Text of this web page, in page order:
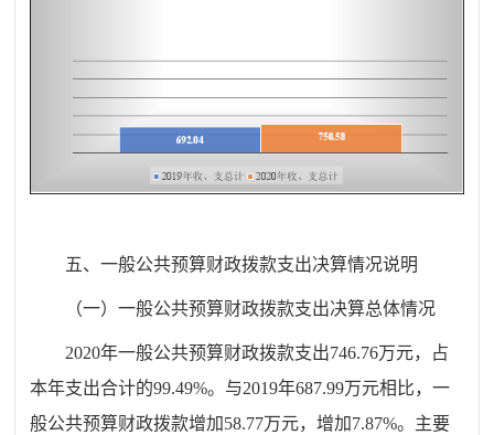
五、一般公共预算财政拨款支出决算情况说明
（一）一般公共预算财政拨款支出决算总体情况
2020年一般公共预算财政拨款支出746.76万元，占
本年支出合计的99.49%。与2019年687.99万元相比，一
般公共预算财政拨款增加58.77万元，增加7.87%。 主要